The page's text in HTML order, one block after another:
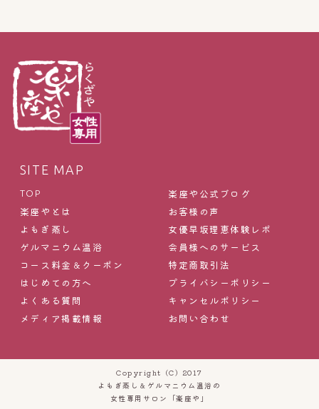
SITE MAP
TOP
楽座やとは
よもぎ蒸し
ゲルマニウム温浴
コース料金＆クーポン
はじめての方へ
よくある質問
メディア掲載情報
楽座や公式ブログ
お客様の声
女優早坂理恵体験レポ
会員様へのサービス
特定商取引法
プライバシーポリシー
キャンセルポリシー
お問い合わせ
Copyright (C) 2017
よもぎ蒸し＆ゲルマニウム温浴の
女性専用サロン「楽座や」